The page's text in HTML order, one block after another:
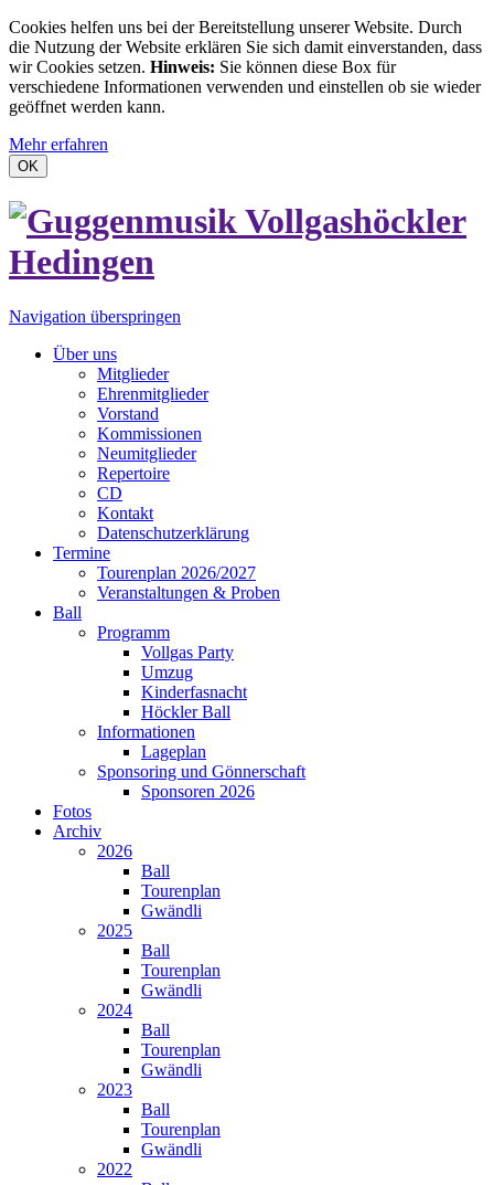
Cookies helfen uns bei der Bereitstellung unserer Website. Durch
die Nutzung der Website erklären Sie sich damit einverstanden, dass
wir Cookies setzen. Hinweis: Sie können diese Box für
verschiedene Informationen verwenden und einstellen ob sie wieder
geöffnet werden kann.
Mehr erfahren
OK
Navigation überspringen
Über uns
Mitglieder
Ehrenmitglieder
Vorstand
Kommissionen
Neumitglieder
Repertoire
CD
Kontakt
Datenschutzerklärung
Termine
Tourenplan 2026/2027
Veranstaltungen & Proben
Ball
Programm
Vollgas Party
Umzug
Kinderfasnacht
Höckler Ball
Informationen
Lageplan
Sponsoring und Gönnerschaft
Sponsoren 2026
Fotos
Archiv
2026
Ball
Tourenplan
Gwändli
2025
Ball
Tourenplan
Gwändli
2024
Ball
Tourenplan
Gwändli
2023
Ball
Tourenplan
Gwändli
2022